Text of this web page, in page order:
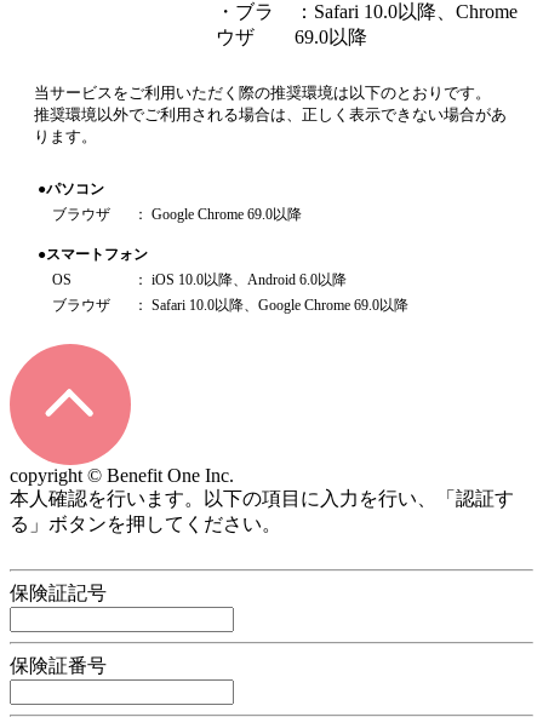
・ブラ
ウザ
：Safari 10.0以降、Chrome
69.0以降
当サービスをご利用いただく際の推奨環境は以下のとおりです。
推奨環境以外でご利用される場合は、正しく表示できない場合があ
ります。
●パソコン
ブラウザ
： Google Chrome 69.0以降
●スマートフォン
OS
： iOS 10.0以降、Android 6.0以降
ブラウザ
： Safari 10.0以降、Google Chrome 69.0以降
copyright © Benefit One Inc.
本人確認を行います。以下の項目に入力を行い、「認証す
る」ボタンを押してください。
保険証記号
保険証番号